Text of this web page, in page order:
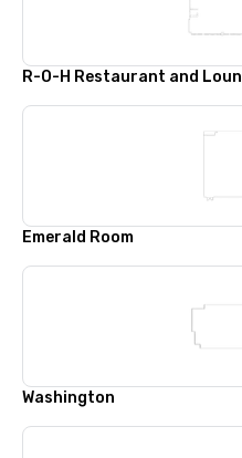
R-O-H Restaurant and
Emerald Room
Washington